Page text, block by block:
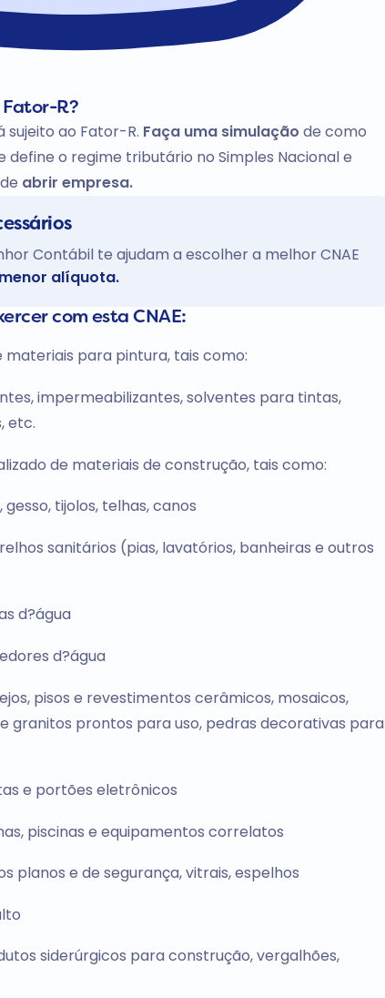
R?
sujeito ao Fator-R. Faça uma simulação de como
define o regime tributário no Simples Nacional e
abrir empresa.
Contábil te ajudam a escolher a melhor CNAE
alíquota.
com esta CNAE:
para pintura, tais como:
impermeabilizantes, solventes para tintas,
etc.
de materiais de construção, tais como:
tijolos, telhas, canos
sanitários (pias, lavatórios, banheiras e outros
d?água
d?água
pisos e revestimentos cerâmicos, mosaicos,
granitos prontos para uso, pedras decorativas para
e portões eletrônicos
piscinas e equipamentos correlatos
planos e de segurança, vitrais, espelhos
siderúrgicos para construção, vergalhões,